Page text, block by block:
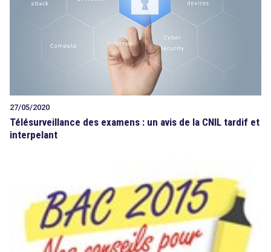
Tout sur le droit de l'innovation
CONTACT
27/05/2020
Télésurveillance des examens : un avis de la CNIL tardif et
interpelant